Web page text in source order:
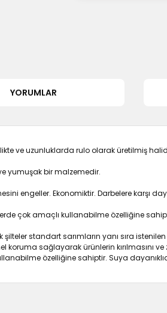
YORUMLAR
ve uzunluklarda rulo olarak üretilmiş
yumuşak bir malzemedir.
engeller. Ekonomiktir. Darbelere karşı
çok amaçlı kullanabilme özelliğine
şilteler standart sarımların yanı sıra
sağlayarak ürünlerin kırılmasını
özelliğine sahiptir. Suya